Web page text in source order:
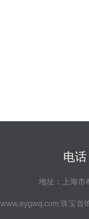
电
地址：上海市
www.eygwq.com 珠宝首